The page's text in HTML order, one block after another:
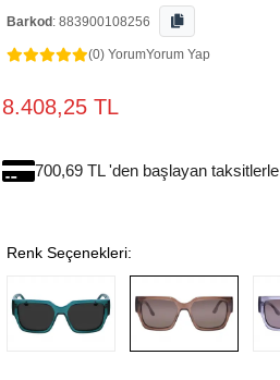
Barkod : 883900108256
(0) YorumYorum Yap
8.408,25 TL
700,69 TL 'den başlayan taksitlerle
Renk Seçenekleri: